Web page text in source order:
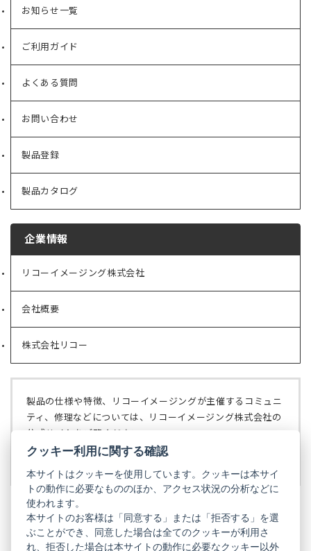
お知らせ一覧
ご利用ガイド
よくある質問
お問い合わせ
製品登録
製品カタログ
企業情報
リコーイメージング株式会社
（新
タ
ブ
で
開
く）
会社概要
（新
タ
ブ
で
く）
株式会社リコー
（新
ブ
で
開
製品の仕様や特徴、リコーイメージングが主催するコミュニ
ティ、修理などについては、リコーイメージング株式会社の
公式サイトをご覧ください。
リコーイメージング株式会社の公式サイト
（新
し
い
タ
ブ
で
開
く）
PENTAX
クッキー利用に関する確認
本サイトはクッキーを使用しています。クッキーは本サイ
トの動作に必要なもののほか、アクセス状況の分析などに
使われます。
本サイトのお客様は「同意する」または「拒否する」を選
ぶことができ、同意した場合は全てのクッキーが利用さ
れ、拒否した場合は本サイトの動作に必要なクッキー以外